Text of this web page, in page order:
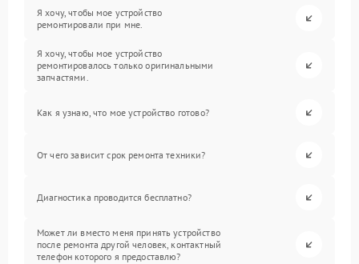
Я хочу, чтобы мое устройство
ремонтировали при мне.
Я хочу, чтобы мое устройство
ремонтировалось только оригинальными
запчастями.
Как я узнаю, что мое устройство готово?
От чего зависит срок ремонта техники?
Диагностика проводится бесплатно?
Может ли вместо меня принять устройство
после ремонта другой человек, контактный
телефон которого я предоставлю?